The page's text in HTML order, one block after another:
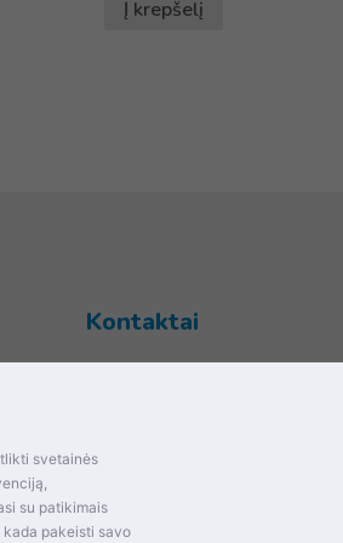
Į krepšelį
ir
Kontaktai
Įmonės kodas: 305695822
svetainės
su patikimais
kada pakeisti savo